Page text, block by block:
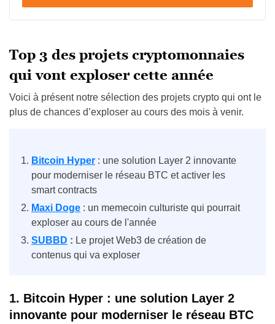
Top 3 des projets cryptomonnaies
qui vont exploser cette année
Voici à présent notre sélection des projets crypto qui ont le
plus de chances d’exploser au cours des mois à venir.
Bitcoin Hyper : une solution Layer 2 innovante
pour moderniser le réseau BTC et activer les
smart contracts
Maxi Doge : un memecoin culturiste qui pourrait
exploser au cours de l'année
SUBBD : Le projet Web3 de création de
contenus qui va exploser
1. Bitcoin Hyper : une solution Layer 2
innovante pour moderniser le réseau BTC